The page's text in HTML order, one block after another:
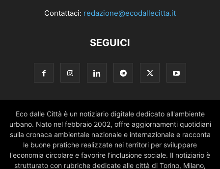
Contattaci: redazione@ecodallecitta.it
SEGUICI
Eco dalle Città è un notiziario digitale dedicato all'ambiente
urbano. Nato nel febbraio 2002, offre aggiornamenti quotidiani
sulla cronaca ambientale nazionale e internazionale e racconta
le buone pratiche realizzate nei territori per sviluppare
l'economia circolare e favorire l'inclusione sociale. Il notiziario è
strutturato con rubriche dedicate alle città di Torino, Milano,